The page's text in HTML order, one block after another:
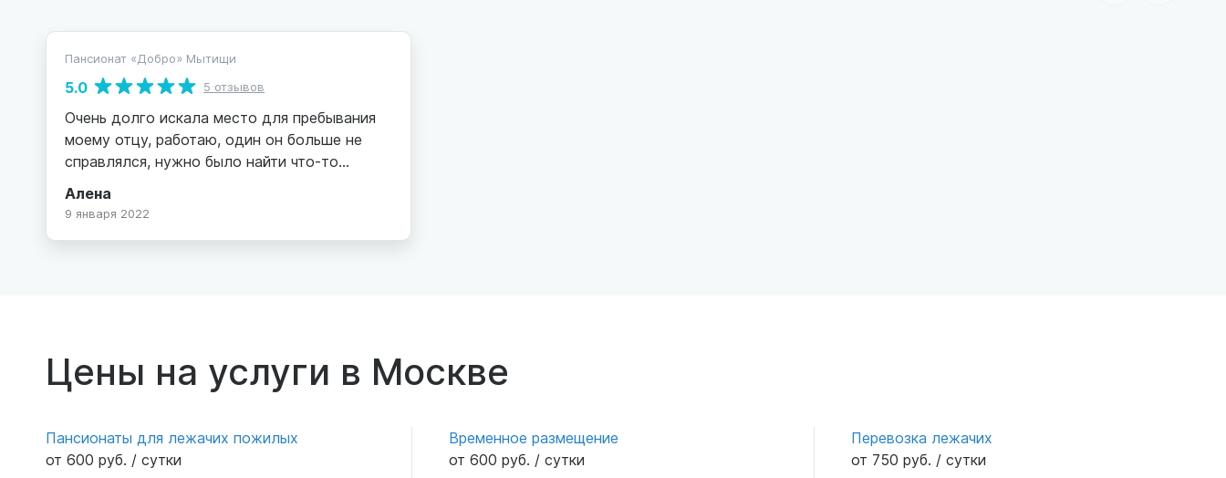
Пансионат «Добро» Мытищи
5.0 5 отзывов
Очень долго искала место для пребывания
моему отцу, работаю, один он больше не
справлялся, нужно было найти что-то
сравнивала, смотрела, такого рода
ДОБРО ) Очень уютный коттедж,
внимательный персонал, нянечки чудесные,
комнате для отдыха телевизор, диваны, в
ванне - все шикарно - евростандарт .
Алена
9 января 2022
Цены на услуги в Москве
Пансионаты для лежачих пожилых
от 600 руб. / сутки
Временное размещение
от 600 руб. / сутки
Перевозка лежачих
от 750 руб. / сутки